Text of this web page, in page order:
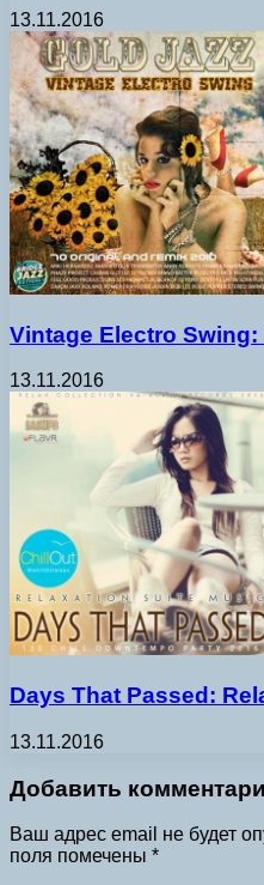
13.11.2016
Vintage Electro Swing:
13.11.2016
Days That Passed:
13.11.2016
Добавить
Ваш адрес email не будет
поля помечены *